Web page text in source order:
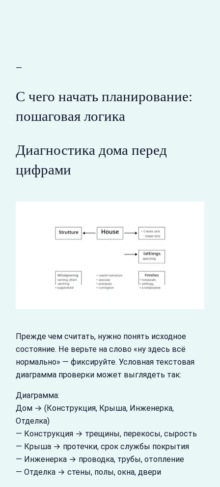
—
С чего начать планирование:
пошаговая логика
Диагностика дома перед
цифрами
Прежде чем считать, нужно понять исходное
состояние. Не верьте на слово «ну здесь всё
нормально» — фиксируйте. Условная текстовая
диаграмма проверки может выглядеть так:
Диаграмма:
Дом → (Конструкция, Крыша, Инженерка,
Отделка)
— Конструкция → трещины, перекосы, сырость
— Крыша → протечки, срок службы покрытия
— Инженерка → проводка, трубы, отопление
— Отделка → стены, полы, окна, двери